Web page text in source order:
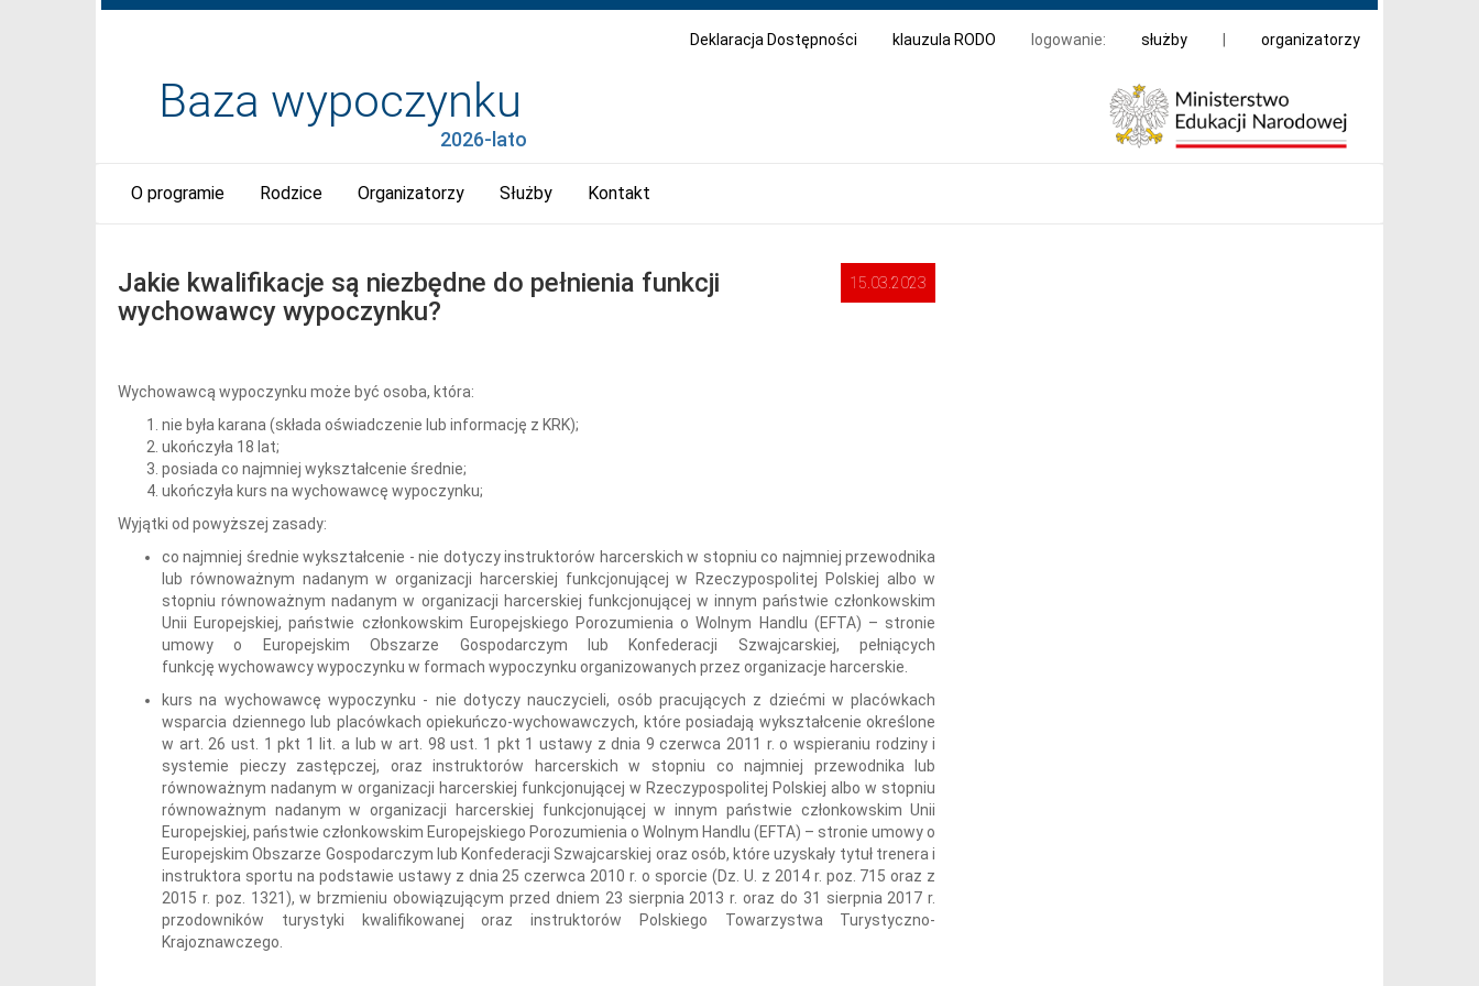
Deklaracja Dostępności klauzula RODO logowanie: służby organizatorzy
2026-lato
O programie Rodzice Organizatorzy Służby Kontakt
Jakie kwalifikacje są niezbędne do pełnienia funkcji
wychowawcy wypoczynku?
15.03.2023
Wychowawcą wypoczynku może być osoba, która:
nie była karana (składa oświadczenie lub informację z KRK);
ukończyła 18 lat;
posiada co najmniej wykształcenie średnie;
ukończyła kurs na wychowawcę wypoczynku;
Wyjątki od powyższej zasady:
co najmniej średnie wykształcenie - nie dotyczy instruktorów harcerskich w stopniu co najmniej przewodnika
lub równoważnym nadanym w organizacji harcerskiej funkcjonującej w Rzeczypospolitej Polskiej albo w
stopniu równoważnym nadanym w organizacji harcerskiej funkcjonującej w innym państwie członkowskim
Unii Europejskiej, państwie członkowskim Europejskiego Porozumienia o Wolnym Handlu (EFTA) – stronie
umowy o Europejskim Obszarze Gospodarczym lub Konfederacji Szwajcarskiej, pełniących
funkcję wychowawcy wypoczynku w formach wypoczynku organizowanych przez organizacje harcerskie.
kurs na wychowawcę wypoczynku - nie dotyczy nauczycieli, osób pracujących z dziećmi w placówkach
wsparcia dziennego lub placówkach opiekuńczo-wychowawczych, które posiadają wykształcenie określone
w art. 26 ust. 1 pkt 1 lit. a lub w art. 98 ust. 1 pkt 1 ustawy z dnia 9 czerwca 2011 r. o wspieraniu rodziny i
systemie pieczy zastępczej, oraz instruktorów harcerskich w stopniu co najmniej przewodnika lub
równoważnym nadanym w organizacji harcerskiej funkcjonującej w Rzeczypospolitej Polskiej albo w stopniu
równoważnym nadanym w organizacji harcerskiej funkcjonującej w innym państwie członkowskim Unii
Europejskiej, państwie członkowskim Europejskiego Porozumienia o Wolnym Handlu (EFTA) – stronie umowy o
Europejskim Obszarze Gospodarczym lub Konfederacji Szwajcarskiej oraz osób, które uzyskały tytuł trenera i
instruktora sportu na podstawie ustawy z dnia 25 czerwca 2010 r. o sporcie (Dz. U. z 2014 r. poz. 715 oraz z
2015 r. poz. 1321), w brzmieniu obowiązującym przed dniem 23 sierpnia 2013 r. oraz do 31 sierpnia 2017 r.
przodowników turystyki kwalifikowanej oraz instruktorów Polskiego Towarzystwa Turystyczno-
Krajoznawczego.